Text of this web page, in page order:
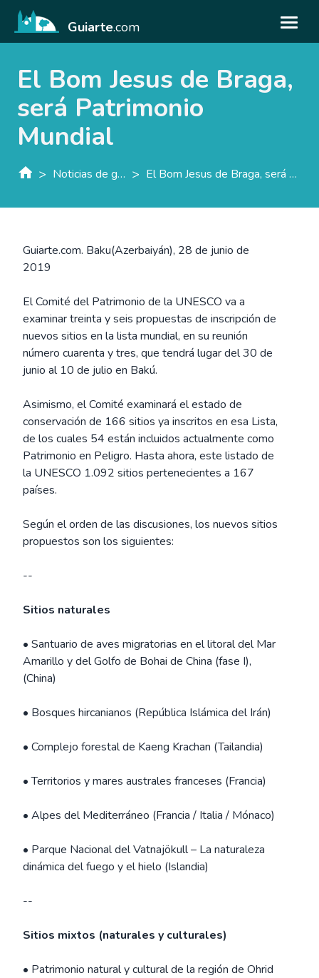
Guiarte.com
El Bom Jesus de Braga,
será Patrimonio
Mundial
> Noticias de guiarte.con > El Bom Jesus de Braga, será Patrimonio Mundial
Guiarte.com. Baku(Azerbaiyán), 28 de junio de
2019
El Comité del Patrimonio de la UNESCO va a
examinar treinta y seis propuestas de inscripción de
nuevos sitios en la lista mundial, en su reunión
número cuarenta y tres, que tendrá lugar del 30 de
junio al 10 de julio en Bakú.
Asimismo, el Comité examinará el estado de
conservación de 166 sitios ya inscritos en esa Lista,
de los cuales 54 están incluidos actualmente como
Patrimonio en Peligro. Hasta ahora, este listado de
la UNESCO 1.092 sitios pertenecientes a 167
países.
Según el orden de las discusiones, los nuevos sitios
propuestos son los siguientes:
--
Sitios naturales
• Santuario de aves migratorias en el litoral del Mar
Amarillo y del Golfo de Bohai de China (fase I),
(China)
• Bosques hircanianos (República Islámica del Irán)
• Complejo forestal de Kaeng Krachan (Tailandia)
• Territorios y mares australes franceses (Francia)
• Alpes del Mediterráneo (Francia / Italia / Mónaco)
• Parque Nacional del Vatnajökull – La naturaleza
dinámica del fuego y el hielo (Islandia)
--
Sitios mixtos (naturales y culturales)
• Patrimonio natural y cultural de la región de Ohrid